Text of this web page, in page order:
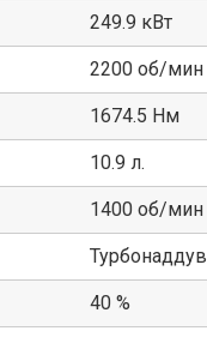
249.9 кВт
2200 об/мин
1674.5 Нм
10.9 л.
1400 об/мин
Турбонаддув
40 %